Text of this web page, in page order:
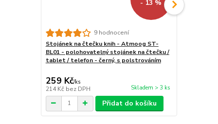
- 13 %
9 hodnocení
Stojánek na čtečku knih - Atmoog ST-
BL01 - polohovatelný stojánek na čtečku /
tablet / telefon - černý, s polstrováním
259 Kč/ks
214 Kč bez DPH Skladem > 3 ks
Přidat do košíku